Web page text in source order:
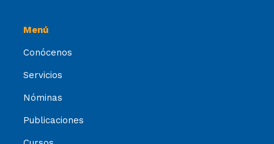
Menú
Conócenos
Servicios
Nóminas
Publicaciones